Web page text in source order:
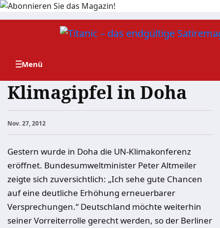
Zum
Klimagipfel in Doha
Nov. 27, 2012
Gestern wurde in Doha die UN-Klimakonferenz
eröffnet. Bundesumweltminister Peter Altmeiler
zeigte sich zuversichtlich: „Ich sehe gute Chancen
auf eine deutliche Erhöhung erneuerbarer
Versprechungen.“ Deutschland möchte weiterhin
seiner Vorreiterrolle gerecht werden, so der Berliner